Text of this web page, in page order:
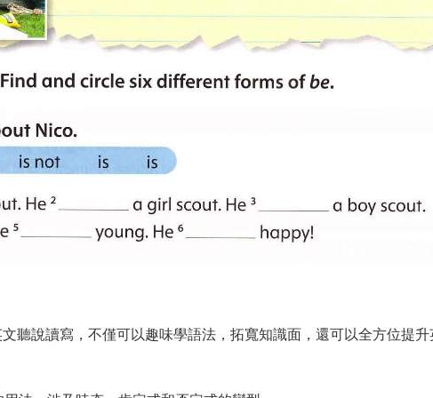
聽說讀寫，不僅可以趣味學語法，拓寬知識面，還可以全方位提升